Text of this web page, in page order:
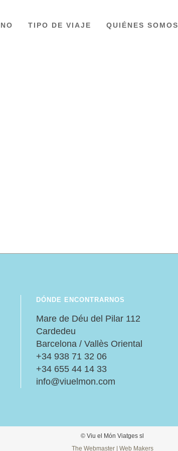
TIPO DE VIAJE QUIÉNES SOMOS
DÓNDE ENCONTRARNOS
Mare de Déu del Pilar 112
Cardedeu
Barcelona / Vallès Oriental
+34 938 71 32 06
+34 655 44 14 33
info@viuelmon.com
© Viu el Món Viatges sl
The Webmaster | Web Makers